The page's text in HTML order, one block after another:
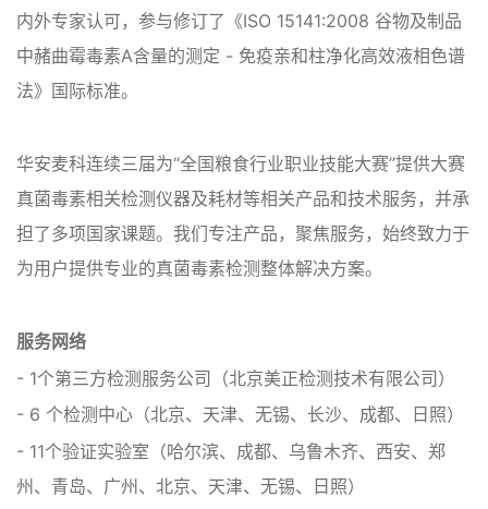
内外专家认可，参与修订了《ISO 15141:2008 谷物及制品
中赭曲霉毒素A含量的测定 - 免疫亲和柱净化高效液相色谱
法》国际标准。
华安麦科连续三届为“全国粮食行业职业技能大赛”提供大赛
真菌毒素相关检测仪器及耗材等相关产品和技术服务，并承
担了多项国家课题。我们专注产品，聚焦服务，始终致力于
为用户提供专业的真菌毒素检测整体解决方案。
服务网络
- 1个第三方检测服务公司（北京美正检测技术有限公司）
- 6 个检测中心（北京、天津、无锡、长沙、成都、日照）
- 11个验证实验室（哈尔滨、成都、乌鲁木齐、西安、郑
州、青岛、广州、北京、天津、无锡、日照）